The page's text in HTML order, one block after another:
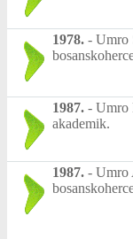
1978. - Umro
1987. - Umro
akademik.
1987. - Umro